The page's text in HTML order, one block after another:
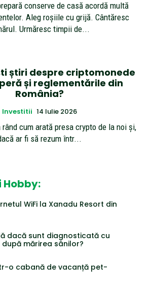
conserve de casă acordă multă
Aleg roșiile cu grijă. Cântăresc
Urmăresc timpii de...
știri despre criptomonede
și reglementările din
România?
Investitii 14 Iulie 2026
cum arată presa crypto de la noi și,
ar fi să rezum într...
Hobby:
WiFi la Xanadu Resort din
dacă sunt diagnosticată cu
mărirea sânilor?
o cabană de vacanță pet-